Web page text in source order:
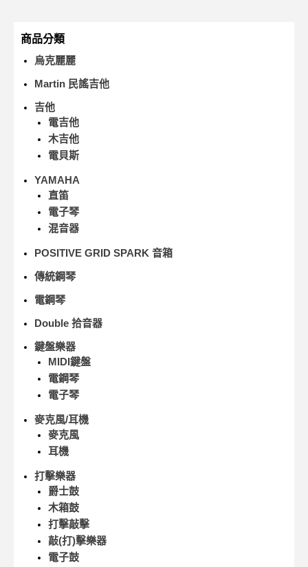
商品分類
烏克麗麗
Martin 民謠吉他
吉他
電吉他
木吉他
電貝斯
YAMAHA
直笛
電子琴
混音器
POSITIVE GRID SPARK 音箱
傳統鋼琴
電鋼琴
Double 拾音器
鍵盤樂器
MIDI鍵盤
電鋼琴
電子琴
麥克風/耳機
麥克風
耳機
打擊樂器
爵士鼓
木箱鼓
打擊敲擊
敲(打)擊樂器
電子鼓